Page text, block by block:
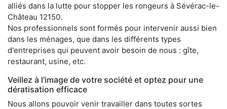
alliés dans la lutte pour stopper les rongeurs à Sévérac-le-
Château 12150.
Nos professionnels sont formés pour intervenir aussi bien
dans les ménages, que dans les différents types
d'entreprises qui peuvent avoir besoin de nous : gîte,
restaurant, usine, etc.
Veillez à l'image de votre société et optez pour une
dératisation efficace
Nous allons pouvoir venir travailler dans toutes sortes